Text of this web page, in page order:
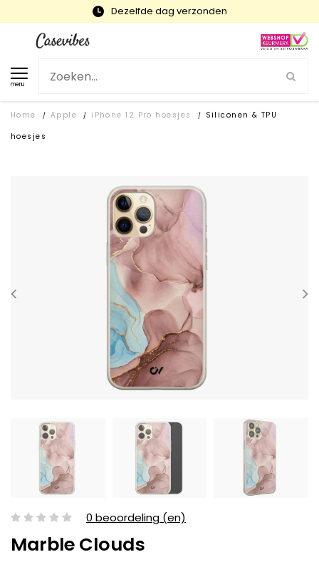
Snelle levering en gratis ruilen
menu
Home / Apple / iPhone 12 Pro hoesjes /
Siliconen & TPU
hoesjes
0 beoordeling (en)
Marble Clouds